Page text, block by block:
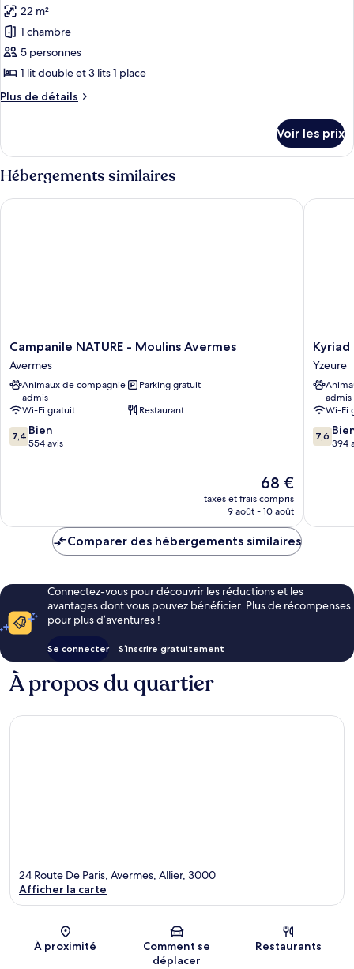
Familial
photos
pour
ce
type
chambre :
22 m²
1 chambre
5 personnes
1 lit double et 3 lits 1 place
Plus de détails
Plus
le
type
de
chambre
Chambre
Voir les prix
Hébergements similaires
Campanile
NATURE
-
Moulins
Avermes
Avermes
Campanile NATURE - Moulins Avermes
Avermes
Animaux de compagnie
admis
Parking gratuit
Wi-Fi gratuit
Restaurant
7.4
sur
7,4 Bien
554 avis
Le
nouveau
prix
de
68 €
taxes et frais compris
9 août - 10 août
Campanile NATURE - Moulins Avermes
Kyriad
ECO
-
Moulins
Sud
Yzeure
Yzeure
Kyriad
Yzeure
admis
Wi-Fi
7.6
sur
7,6
394
Kyriad
Comparer des hébergements similaires
Connectez-vous pour découvrir les réductions et les
avantages dont vous pouvez bénéficier. Plus de récompenses
pour plus d’aventures !
Se connecter S’inscrire gratuitement
À propos du quartier
Carte
24 Route De Paris, Avermes, Allier, 3000
Afficher la carte
À proximité
Comment se
déplacer
Restaurants